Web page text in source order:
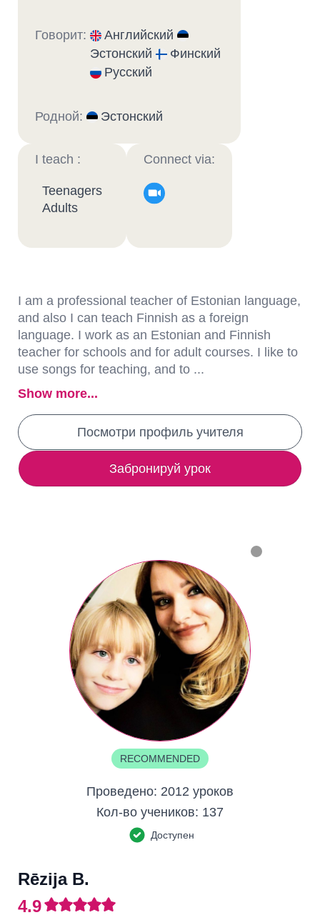
Говорит:
Английский
Эстонский
Финский
Русский
Родной: Эстонский
I teach :
Teenagers
Adults
Connect via:
I am a professional teacher of Estonian language,
and also I can teach Finnish as a foreign
language. I work as an Estonian and Finnish
teacher for schools and for adult courses. I like to
use songs for teaching, and to ...
Show more...
Посмотри профиль учителя
Забронируй урок
RECOMMENDED
Проведено: 2012 уроков
Кол-во учеников: 137
Доступен
Rēzija B.
4.9